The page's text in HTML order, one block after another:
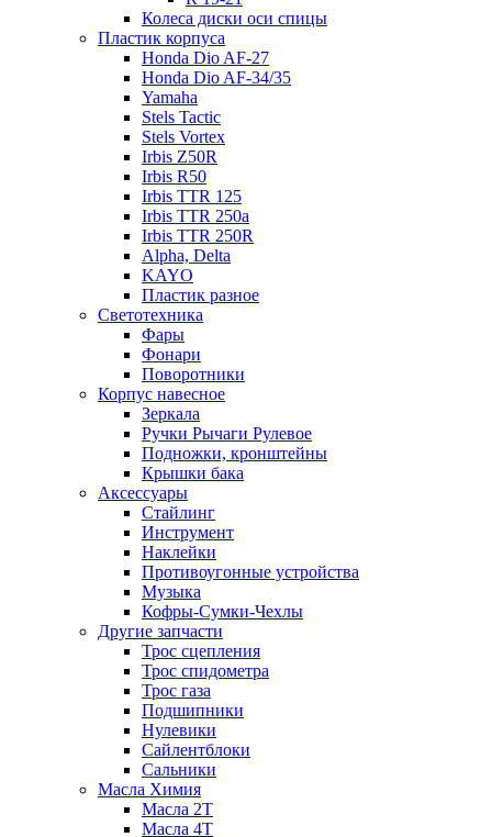
Колеса диски оси спицы
Пластик корпуса
Honda Dio AF-27
Honda Dio AF-34/35
Yamaha
Stels Tactic
Stels Vortex
Irbis Z50R
Irbis R50
Irbis TTR 125
Irbis TTR 250a
Irbis TTR 250R
Alpha, Delta
KAYO
Пластик разное
Светотехника
Фары
Фонари
Поворотники
Корпус навесное
Зеркала
Ручки Рычаги Рулевое
Подножки, кронштейны
Крышки бака
Аксессуары
Стайлинг
Инструмент
Наклейки
Противоугонные устройства
Музыка
Кофры-Сумки-Чехлы
Другие запчасти
Трос сцепления
Трос спидометра
Трос газа
Подшипники
Нулевики
Сайлентблоки
Сальники
Масла Химия
Масла 2Т
Масла 4Т